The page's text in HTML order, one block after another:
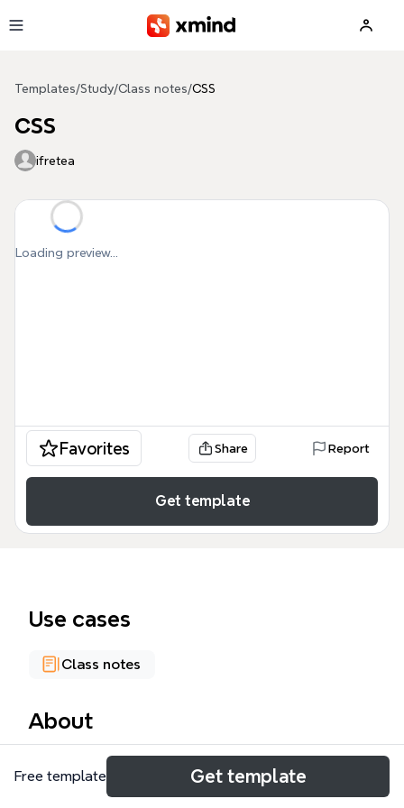
Templates/Study/Class notes/CSS
CSS
ifretea
Loading preview...
Favorites Share Report
Get template
Use cases
Class notes
About
CSS（层叠样式表）是网页设计与开发的核心技术之
一，用于控制HTML元素的布局、颜色、字体等视觉表
Free template Get template